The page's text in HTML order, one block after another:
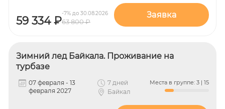
59 334 ₽
-7% до 30.08.2026
63 800 ₽
Заявка
Зимний лед Байкала. Проживание на
турбазе
07 февраля - 13
февраля 2027
7 дней
Байкал
Места в группе: 3 | 15